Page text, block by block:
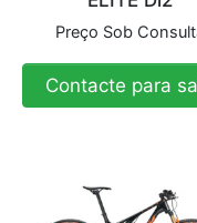
Preço Sob
Contacte para